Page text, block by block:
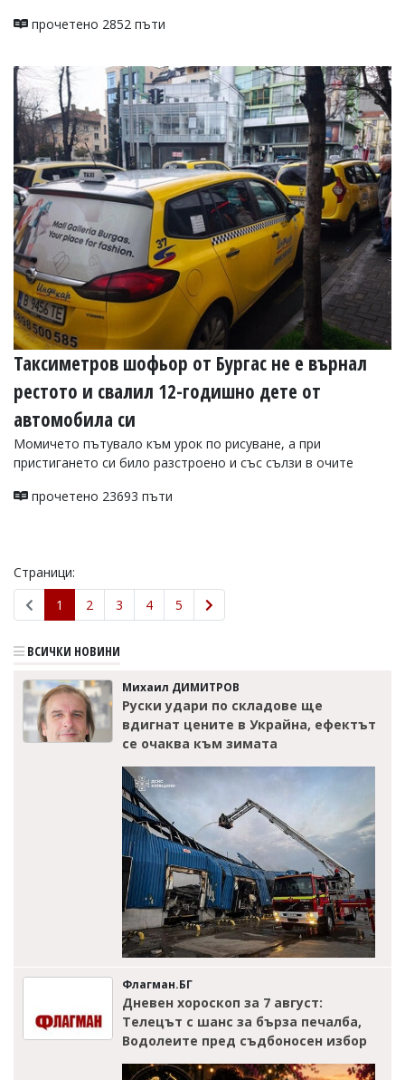
прочетено 2852 пъти
Таксиметров шофьор от Бургас не е върнал
рестото и свалил 12-годишно дете от
автомобила си
Момичето пътувало към урок по рисуване, а при
пристигането си било разстроено и със сълзи в очите
прочетено 23693 пъти
Страници:
1
2 3 4 5
ВСИЧКИ НОВИНИ
Михаил ДИМИТРОВ
Руски удари по складове ще
вдигнат цените в Украйна, ефектът
се очаква към зимата
Флагман.БГ
Дневен хороскоп за 7 август:
Телецът с шанс за бърза печалба,
Водолеите пред съдбоносен избор